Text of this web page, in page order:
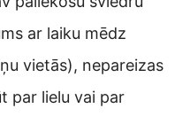
ar laiku mēdz
vietās), nepareizas
par lielu vai par